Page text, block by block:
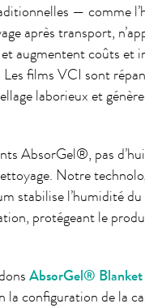
— comme
après transport,
augmentent coûts et
films VCI sont
laborieux et
AbsorGel®, pas
Notre
stabilise l’humidité
protégeant le
AbsorGel® Blanket
la configuration de la